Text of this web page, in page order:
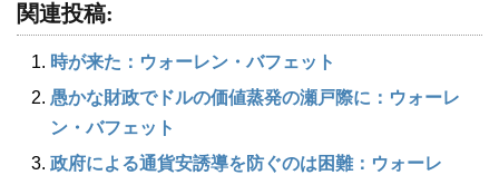
関連投稿:
時が来た：ウォーレン・バフェット
愚かな財政でドルの価値蒸発の瀬戸際に：ウォーレ
ン・バフェット
政府による通貨安誘導を防ぐのは困難：ウォーレ